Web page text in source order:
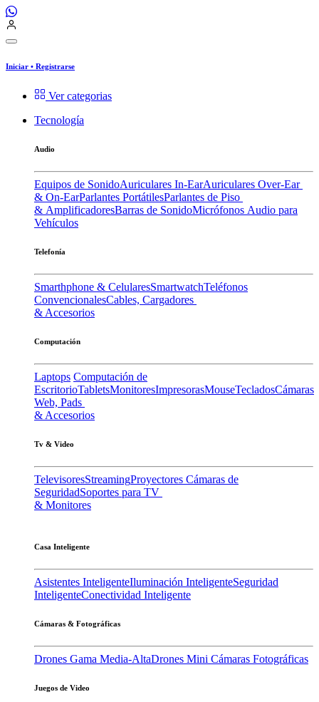
Iniciar • Registrarse
Ver categorias
Tecnología
Audio
Equipos de SonidoAuriculares In-EarAuriculares Over-Ear
& On-EarParlantes PortátilesParlantes de Piso
& AmplificadoresBarras de SonidoMicrófonos Audio para
Vehículos
Telefonía
Smarthphone & CelularesSmartwatchTeléfonos
ConvencionalesCables, Cargadores
& Accesorios
Computación
Laptops Computación de
EscritorioTabletsMonitoresImpresorasMouseTecladosCámaras
Web, Pads
& Accesorios
Tv & Video
TelevisoresStreamingProyectores Cámaras de
SeguridadSoportes para TV
& Monitores
Casa Inteligente
Asistentes InteligenteIluminación InteligenteSeguridad
InteligenteConectividad Inteligente
Cámaras & Fotográficas
Drones Gama Media-AltaDrones Mini Cámaras Fotográficas
Juegos de Video